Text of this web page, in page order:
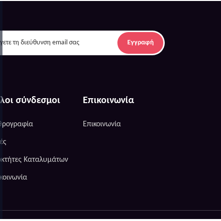
Εγγραφή
σύνδεσμοι
Καταλυμάτων
Επικοινωνία
Επικοινωνία